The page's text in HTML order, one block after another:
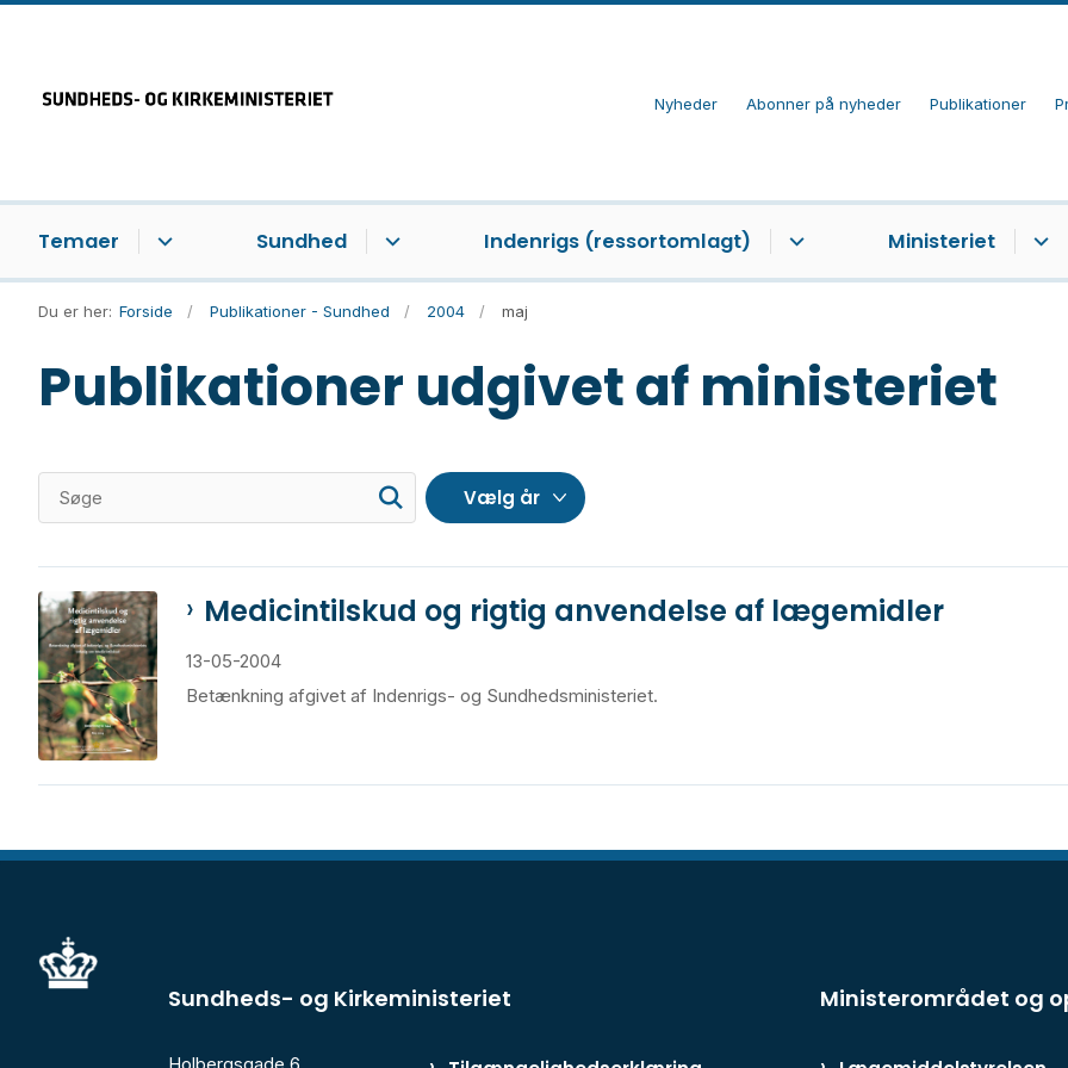
Nyheder Abonner på nyheder Publikationer
Temaer Sundhed Indenrigs (ressortomlagt) Ministeriet
Du er her: Forside Publikationer - Sundhed 2004 maj
Publikationer udgivet af ministeriet
Medicintilskud og rigtig anvendelse af lægemidler
13-05-2004
Betænkning afgivet af Indenrigs- og Sundhedsministeriet.
Sundheds- og Kirkeministeriet Ministerområdet og